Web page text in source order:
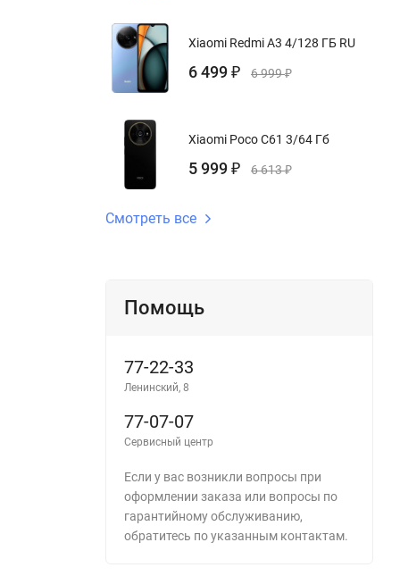
Xiaomi Redmi A3 4/128 ГБ RU
6 499 ₽ 6 999₽
Xiaomi Poco C61 3/64 Гб
5 999 ₽ 6 613₽
Смотреть все
Помощь
77-22-33
Ленинский, 8
77-07-07
Сервисный центр
Если у вас возникли вопросы при
оформлении заказа или вопросы по
гарантийному обслуживанию,
обратитесь по указанным контактам.